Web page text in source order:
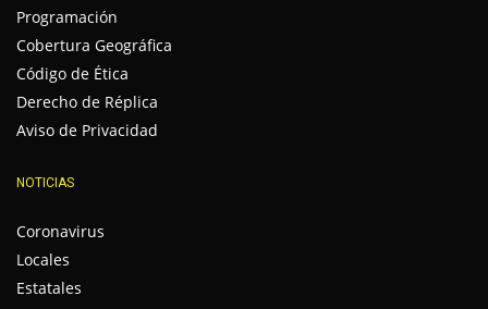
Programación
Cobertura Geográfica
Código de Ética
Derecho de Réplica
Aviso de Privacidad
NOTICIAS
Coronavirus
Locales
Estatales